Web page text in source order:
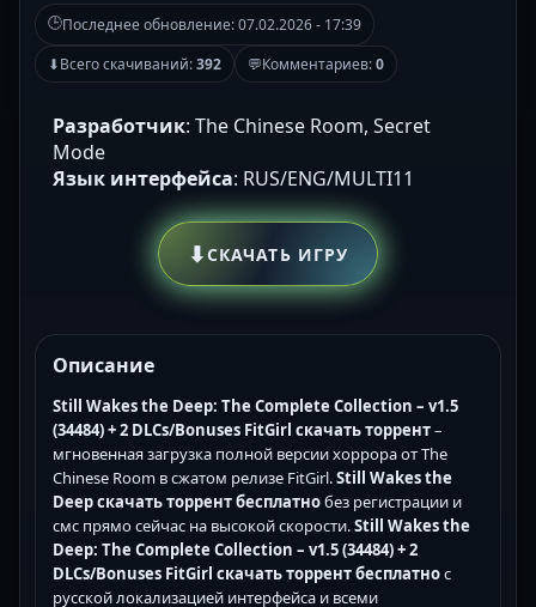
🕒Последнее обновление:07.02.2026 - 17:39
⬇Всего скачиваний:392 💬Комментариев:0
Разработчик: The Chinese Room, Secret
Mode
Язык интерфейса: RUS/ENG/MULTI11
⬇СКАЧАТЬ ИГРУ
Описание
Still Wakes the Deep: The Complete Collection – v1.5
(34484) + 2 DLCs/Bonuses FitGirl скачать торрент–
мгновенная загрузка полной версии хоррора от The
Chinese Room в сжатом релизе FitGirl.Still Wakes the
Deep скачать торрент бесплатнобез регистрации и
смс прямо сейчас на высокой скорости.Still Wakes the
Deep: The Complete Collection – v1.5 (34484) + 2
DLCs/Bonuses FitGirl скачать торрент бесплатнос
русской локализацией интерфейса и всеми